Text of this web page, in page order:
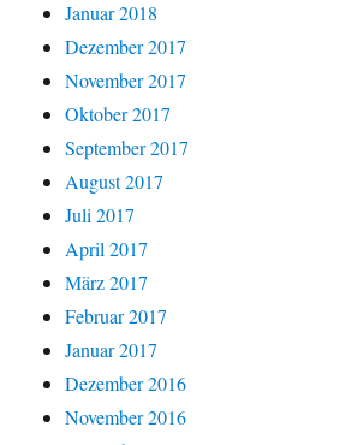
Januar 2018
Dezember 2017
November 2017
Oktober 2017
September 2017
August 2017
Juli 2017
April 2017
März 2017
Februar 2017
Januar 2017
Dezember 2016
November 2016